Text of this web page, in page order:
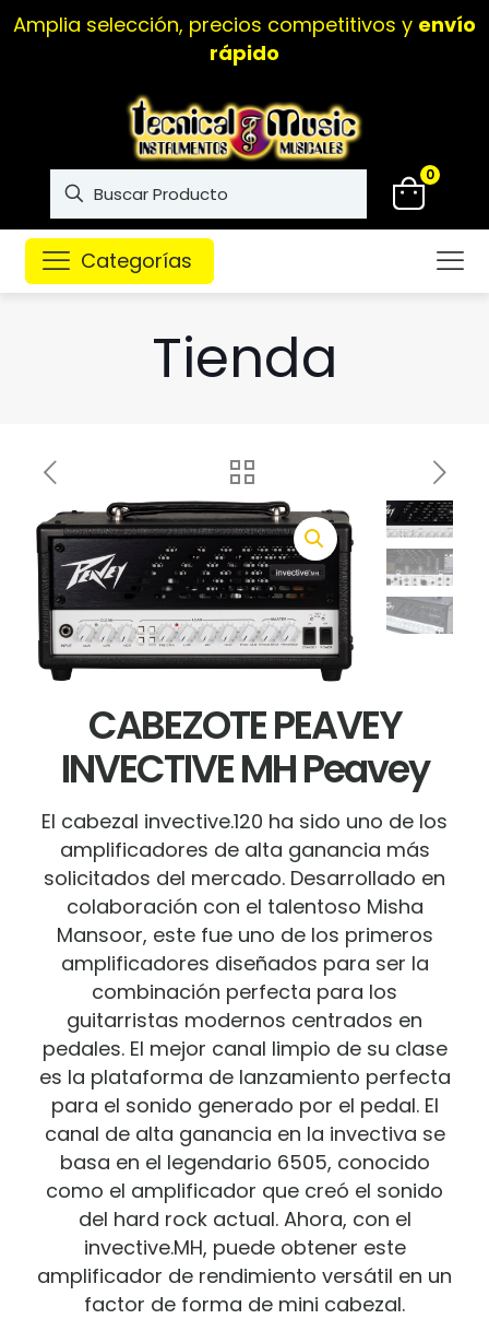
Amplia selección, precios competitivos y envío
rápido
0
Categorías
Tienda
CABEZOTE PEAVEY
INVECTIVE MH Peavey
El cabezal invective.120 ha sido uno de los
amplificadores de alta ganancia más
solicitados del mercado. Desarrollado en
colaboración con el talentoso Misha
Mansoor, este fue uno de los primeros
amplificadores diseñados para ser la
combinación perfecta para los
guitarristas modernos centrados en
pedales. El mejor canal limpio de su clase
es la plataforma de lanzamiento perfecta
para el sonido generado por el pedal. El
canal de alta ganancia en la invectiva se
basa en el legendario 6505, conocido
como el amplificador que creó el sonido
del hard rock actual. Ahora, con el
invective.MH, puede obtener este
amplificador de rendimiento versátil en un
factor de forma de mini cabezal.